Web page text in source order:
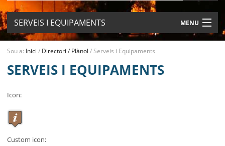
SERVEIS I EQUIPAMENTS MENU
MUNICIPI
BELL-LLOC SOLUCIONA
Sou a: Inici / Directori / Plànol /Serveis i Equipaments
SERVEIS I EQUIPAMENTS
Icon:
Custom icon: